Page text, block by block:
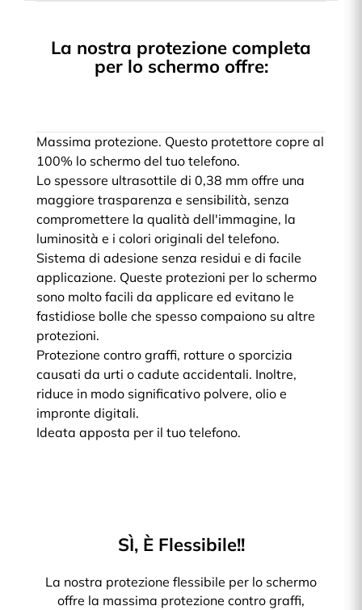
La nostra protezione completa
per lo schermo offre:
Massima protezione. Questo protettore copre al
100% lo schermo del tuo telefono.
Lo spessore ultrasottile di 0,38 mm offre una
maggiore trasparenza e sensibilità, senza
compromettere la qualità dell'immagine, la
luminosità e i colori originali del telefono.
Sistema di adesione senza residui e di facile
applicazione. Queste protezioni per lo schermo
sono molto facili da applicare ed evitano le
fastidiose bolle che spesso compaiono su altre
protezioni.
Protezione contro graffi, rotture o sporcizia
causati da urti o cadute accidentali. Inoltre,
riduce in modo significativo polvere, olio e
impronte digitali.
Ideata apposta per il tuo telefono.
SÌ, È Flessibile!!
La nostra protezione flessibile per lo schermo
offre la massima protezione contro graffi,